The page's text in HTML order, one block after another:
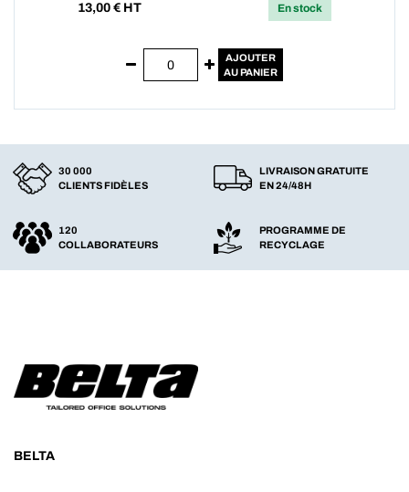
13,00 € HT En stock
AJOUTER
AU PANIER
30 000
CLIENTS FIDÈLES
LIVRAISON GRATUITE
EN 24/48H
120
COLLABORATEURS
PROGRAMME DE
RECYCLAGE
BELTA